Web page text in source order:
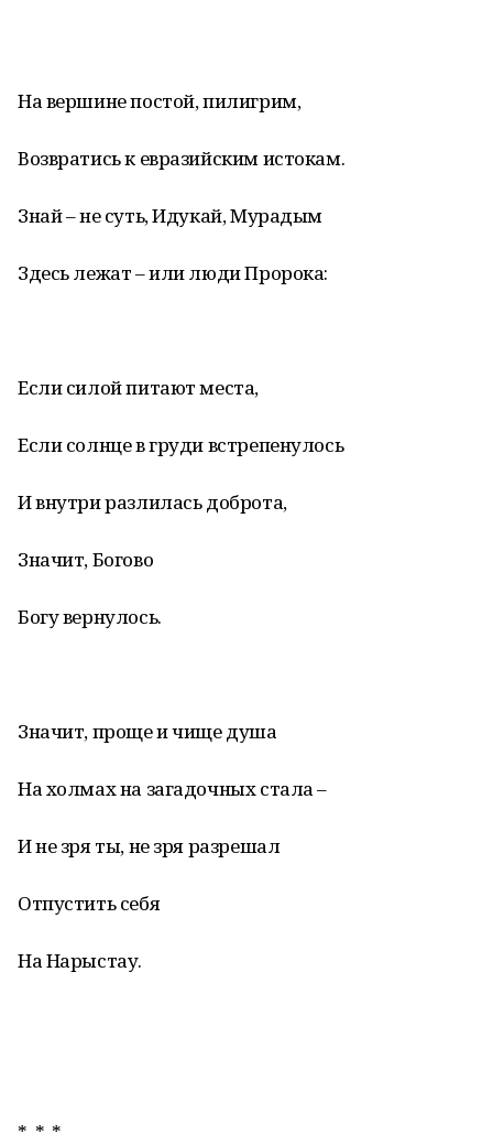
На вершине постой, пилигрим,
Возвратись к евразийским истокам.
Знай – не суть, Идукай, Мурадым
Здесь лежат – или люди Пророка:
Если силой питают места,
Если солнце в груди встрепенулось
И внутри разлилась доброта,
Значит, Богово
Богу вернулось.
Значит, проще и чище душа
На холмах на загадочных стала –
И не зря ты, не зря разрешал
Отпустить себя
На Нарыстау.